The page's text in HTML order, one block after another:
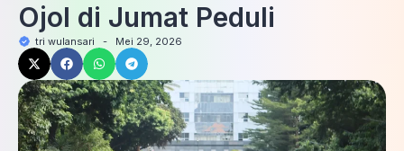
Ojol di Jumat Peduli
tri wulansari - Mei 29, 2026